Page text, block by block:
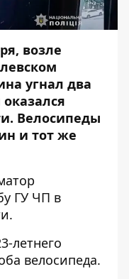
возле
угнал два
Велосипеды
и тот же
ГУ ЧП в
летнего
велосипеда.